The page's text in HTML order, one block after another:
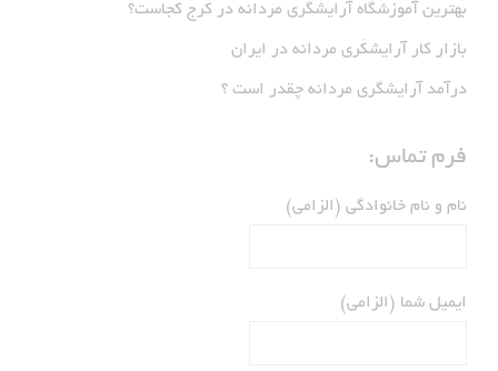
بهترین آموزشگاه آرایشگری مردانه در کرج کجاست؟
بازار كار آرايشكَرى مردانه در ايران
درآمد آرایشگری مردانه چقدر است ؟
فرم تماس:
نام و نام خانوادگی (الزامی)
ایمیل شما (الزامی)